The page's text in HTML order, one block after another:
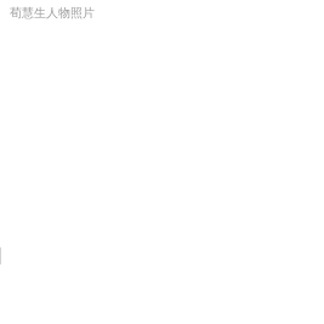
荀慧生人物照片